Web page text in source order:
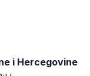
i Hercegovine